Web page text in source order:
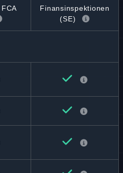
Finansinspektionen
(SE)